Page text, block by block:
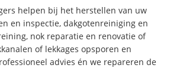
helpen bij het herstellen van uw
en inspectie, dakgotenreiniging en
nok reparatie en renovatie of
of lekkages opsporen en
advies én we repareren de